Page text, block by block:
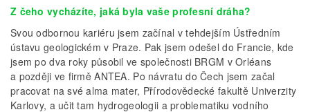
Z čeho vycházíte, jaká byla vaše profesní dráha?
Svou odbornou kariéru jsem začínal v tehdejším Ústředním
ústavu geologickém v Praze. Pak jsem odešel do Francie, kde
jsem po dva roky působil ve společnosti BRGM v Orléans
a později ve firmě ANTEA. Po návratu do Čech jsem začal
pracovat na své alma mater, Přírodovědecké fakultě Univerzity
Karlovy, a učit tam hydrogeologii a problematiku vodního